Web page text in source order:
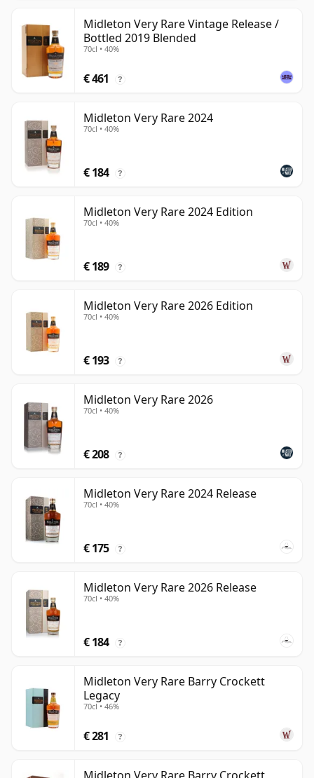
Midleton Very Rare Vintage Release /
Bottled 2019 Blended
70cl • 40%
€ 461 ?
Midleton Very Rare 2024
70cl • 40%
€ 184 ?
Midleton Very Rare 2024 Edition
70cl • 40%
€ 189 ?
Midleton Very Rare 2026 Edition
70cl • 40%
€ 193 ?
Midleton Very Rare 2026
70cl • 40%
€ 208 ?
Midleton Very Rare 2024 Release
70cl • 40%
€ 175 ?
Midleton Very Rare 2026 Release
70cl • 40%
€ 184 ?
Midleton Very Rare Barry Crockett
Legacy
70cl • 46%
€ 281 ?